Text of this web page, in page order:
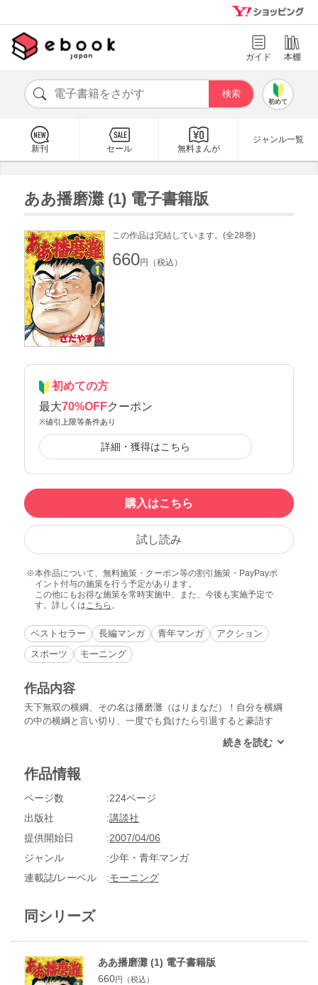
ガイド 本棚
初めて
新刊 セール 無料まんが
ジャンル一覧
ああ播磨灘 (1) 電子書籍版
この作品は完結しています。(全28巻)
660円（税込）
初めての方
最大70%OFFクーポン
※値引上限等条件あり
詳細・獲得はこちら
購入はこちら
試し読み
本作品について、無料施策・クーポン等の割引施策・PayPayポ
イント付与の施策を行う予定があります。
この他にもお得な施策を常時実施中、また、今後も実施予定で
す。詳しくは こちら 。
ベストセラー 長編マンガ 青年マンガ
アクション
スポーツ
モーニング
作品内容
天下無双の横綱、その名は播磨灘（はりまなだ）！自分を横綱
の中の横綱と言い切り、一度でも負けたら引退すると豪語す
徹底的に叩きつぶす、非人道的な取り口。相撲界の禁を破り、
とん強く、誰よりも強い、どスゴイ横綱がここにいる!!読むと
作品情報
ページ数
224ページ
出版社
講談社
提供開始日
2007/04/06
ジャンル
少年・青年マンガ
連載誌/レーベル
モーニング
同シリーズ
ああ播磨灘 (1) 電子書籍版
660円（税込）